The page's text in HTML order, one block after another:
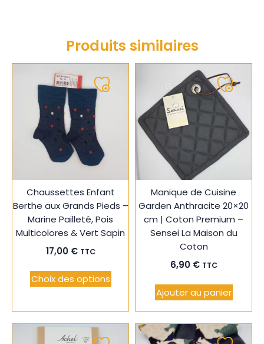
Produits similaires
Chaussettes Enfant
Berthe aux Grands Pieds –
Marine Pailleté, Pois
Multicolores & Vert Sapin
17,00 € TTC
Choix des options
Ajouter
Manique de Cuisine
Garden Anthracite 20×20
cm | Coton Premium –
Sensei La Maison du
Coton
6,90 € TTC
Ajouter au panier
Ajouter
à
ma
liste